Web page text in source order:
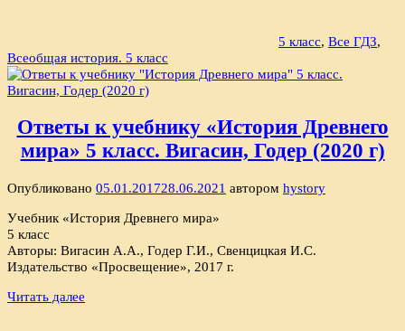
5 класс, Все ГДЗ,
Всеобщая история. 5 класс
Ответы к учебнику «История Древнего
мира» 5 класс. Вигасин, Годер (2020 г)
Опубликовано 05.01.201728.06.2021 автором hystory
Учебник «История Древнего мира»
5 класс
Авторы: Вигасин А.А., Годер Г.И., Свенцицкая И.С.
Издательство «Просвещение», 2017 г.
Читать далее